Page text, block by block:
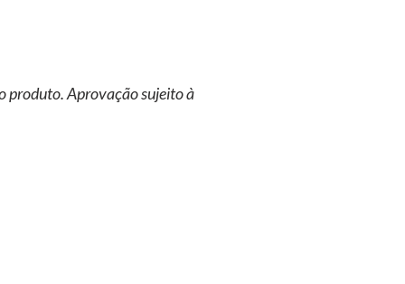
produto. Aprovação sujeito à